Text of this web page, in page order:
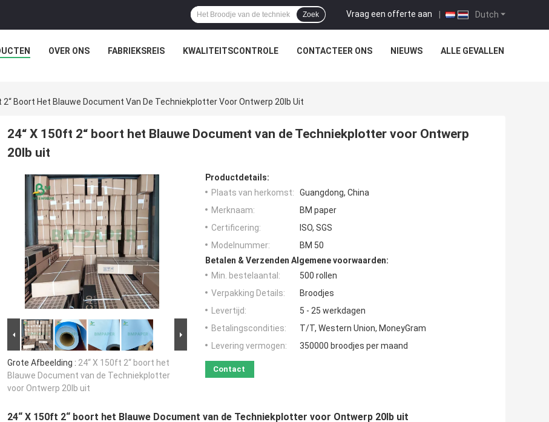
Dutch
Vraag een offerte aan |
Zoek
OVER ONS FABRIEKSREIS KWALITEITSCONTROLE CONTACTEER ONS NIEUWS ALLE GEVALLEN
2“ Boort Het Blauwe Document Van De Techniekplotter Voor Ontwerp 20lb Uit
24“ X 150ft 2“ boort het Blauwe Document van de Techniekplotter voor Ontwerp
20lb uit
Grote Afbeelding : 24“ X 150ft 2“ boort het
Blauwe Document van de Techniekplotter
voor Ontwerp 20lb uit
Productdetails:
Plaats van herkomst:
Guangdong, China
Merknaam:
BM paper
Certificering:
ISO, SGS
Modelnummer:
BM 50
Betalen & Verzenden Algemene voorwaarden:
Min. bestelaantal:
500 rollen
Verpakking Details:
Broodjes
Levertijd:
5 - 25 werkdagen
Betalingscondities:
T/T, Western Union, MoneyGram
Levering vermogen:
350000 broodjes per maand
Contact
24“ X 150ft 2“ boort het Blauwe Document van de Techniekplotter voor Ontwerp 20lb uit